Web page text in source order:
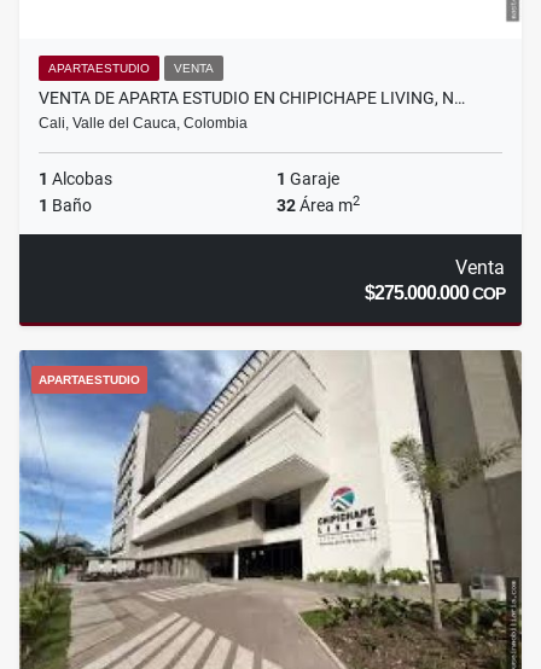
APARTAESTUDIO VENTA
VENTA DE APARTA ESTUDIO EN CHIPICHAPE LIVING, N…
Cali, Valle del Cauca, Colombia
1 Alcobas 1 Garaje
1 Baño 32Área m2
Venta
$275.000.000COP
APARTAESTUDIO